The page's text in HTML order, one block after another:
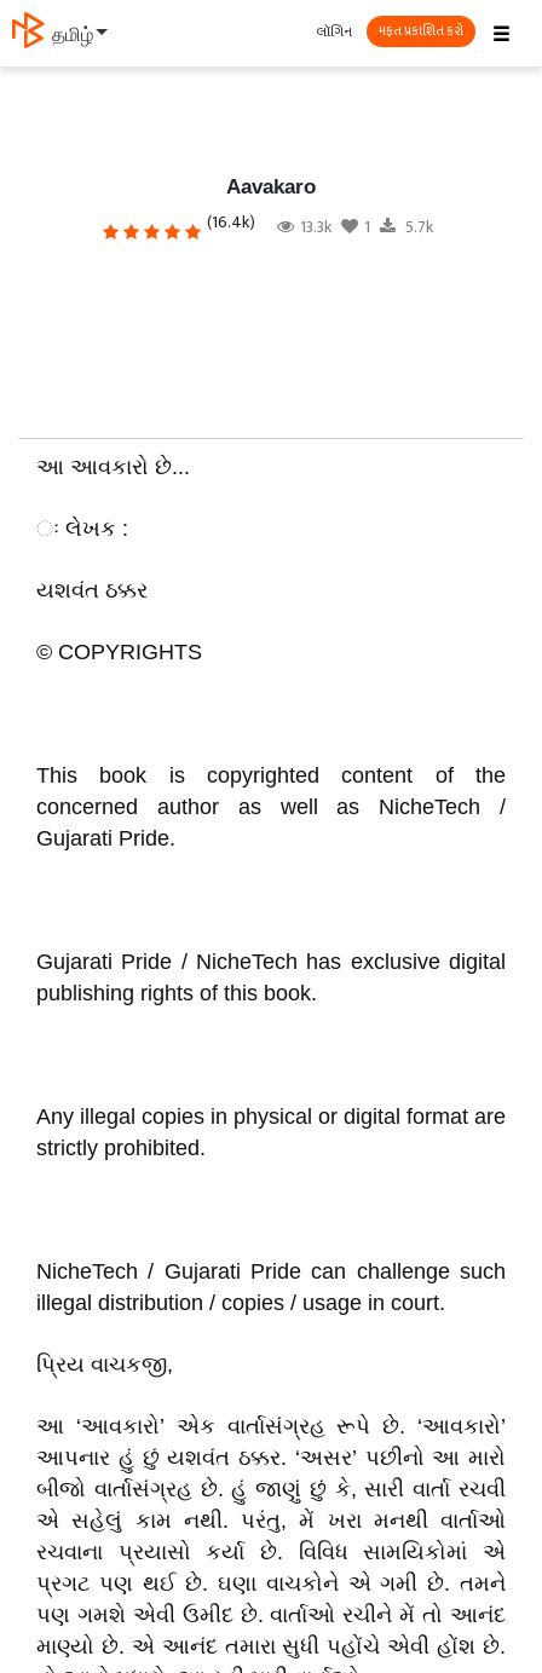
தமிழ் ☰
લૉગિન મફત પ્રકાશિત કરો
Aavakaro
(16.4k) 13.3k 1 5.7k
આ આવકારો છે...
ઃ લેખક :
યશવંત ઠક્કર
© COPYRIGHTS
This book is copyrighted content of the
concerned author as well as NicheTech /
Gujarati Pride.
Gujarati Pride / NicheTech has exclusive digital
publishing rights of this book.
Any illegal copies in physical or digital format are
strictly prohibited.
NicheTech / Gujarati Pride can challenge such
illegal distribution / copies / usage in court.
પ્રિય વાચકજી,
આ ‘આવકારો’ એક વાર્તાસંગ્રહ રૂપે છે. ‘આવકારો’
આપનાર હું છું યશવંત ઠક્કર. ‘અસર’ પછીનો આ મારો
બીજો વાર્તાસંગ્રહ છે. હું જાણું છું કે, સારી વાર્તા રચવી
એ સહેલું કામ નથી. પરંતુ, મેં ખરા મનથી વાર્તાઓ
રચવાના પ્રયાસો કર્યા છે. વિવિધ સામયિકોમાં એ
પ્રગટ પણ થઈ છે. ઘણા વાચકોને એ ગમી છે. તમને
પણ ગમશે એવી ઉમીદ છે. વાર્તાઓ રચીને મેં તો આનંદ
માણ્યો છે. એ આનંદ તમારા સુધી પહોંચે એવી હોંશ છે.